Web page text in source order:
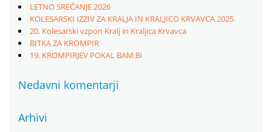
LETNO SREČANJE 2026
KOLESARSKI IZZIV ZA KRALJA IN KRALJICO KRVAVCA 2025
20. Kolesarski vzpon Kralj in Kraljica Krvavca
BITKA ZA KROMPIR
19. KROMPIRJEV POKAL BAM.Bi
Nedavni komentarji
Arhivi